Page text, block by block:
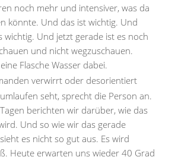
noch mehr und intensiver, was da
könnte. Und das ist wichtig. Und
wichtig. Und jetzt gerade ist es noch
und nicht wegzuschauen.
Flasche Wasser dabei.
verwirrt oder desorientiert
seht, sprecht die Person an.
berichten wir darüber, wie das
Und so wie wir das gerade
es nicht so gut aus. Es wird
Heute erwarten uns wieder 40 Grad